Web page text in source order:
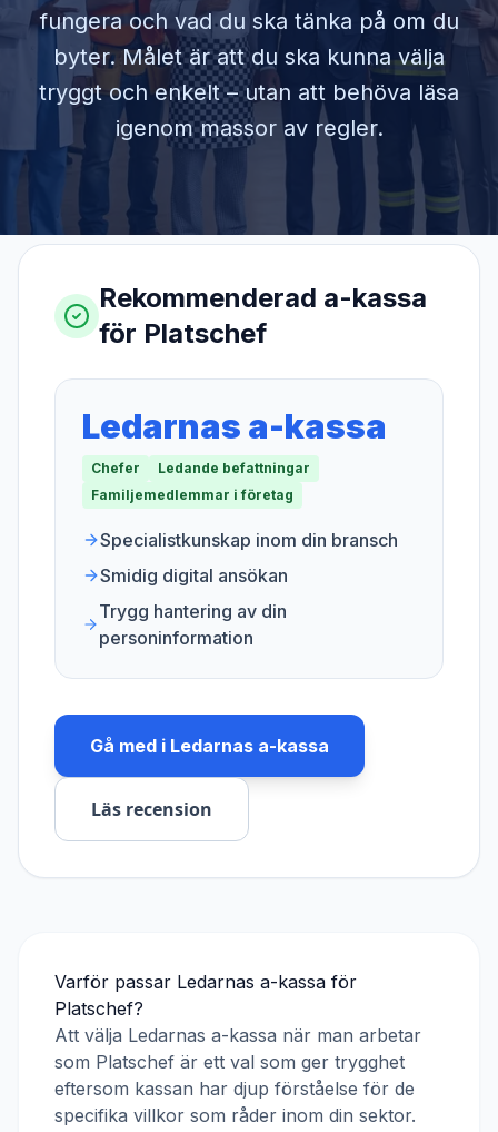
fungera och vad du ska tänka på om du
byter. Målet är att du ska kunna välja
tryggt och enkelt – utan att behöva läsa
igenom massor av regler.
Rekommenderad a-kassa
för Platschef
Ledarnas a-kassa
Chefer
Ledande befattningar
Familjemedlemmar i företag
Specialistkunskap inom din bransch
Smidig digital ansökan
Trygg hantering av din
personinformation
Gå med i Ledarnas a-kassa
Läs recension
Varför passar Ledarnas a-kassa för
Platschef?
Att välja Ledarnas a-kassa när man arbetar
som Platschef är ett val som ger trygghet
eftersom kassan har djup förståelse för de
specifika villkor som råder inom din sektor.